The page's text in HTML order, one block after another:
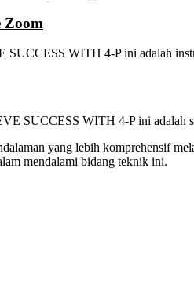
Zoom
WITH 4-P ini adalah
SUCCESS WITH 4-P ini
yang lebih komprehensif
mendalami bidang teknik ini.